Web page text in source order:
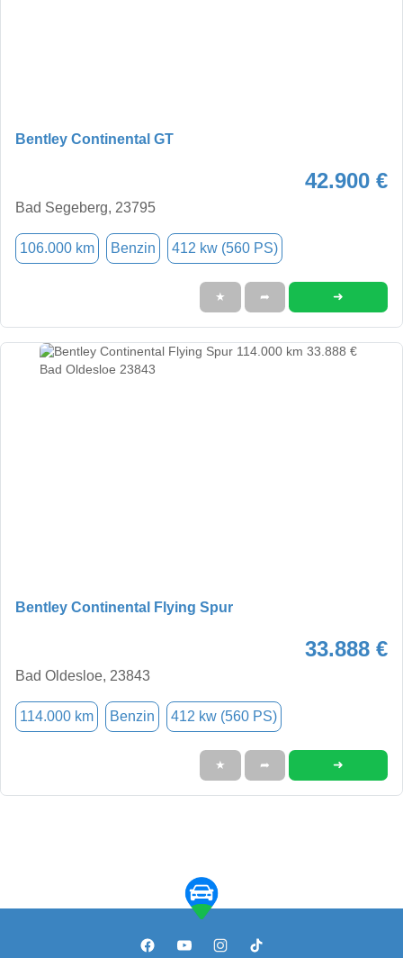
Bentley Continental GT
42.900 €
Bad Segeberg, 23795
106.000 km Benzin 412 kw (560 PS)
★ ➦ ➜
Bentley Continental Flying Spur
33.888 €
Bad Oldesloe, 23843
114.000 km Benzin 412 kw (560 PS)
★ ➦ ➜